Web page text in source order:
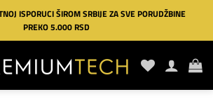
ISPORUCI ŠIROM SRBIJE ZA SVE PORUDŽBINE
PREKO 5.000 RSD